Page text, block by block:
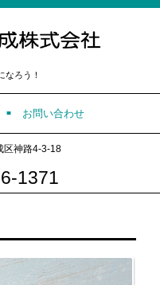
なろう！
お問い合わせ
区神路4-3-18
1371